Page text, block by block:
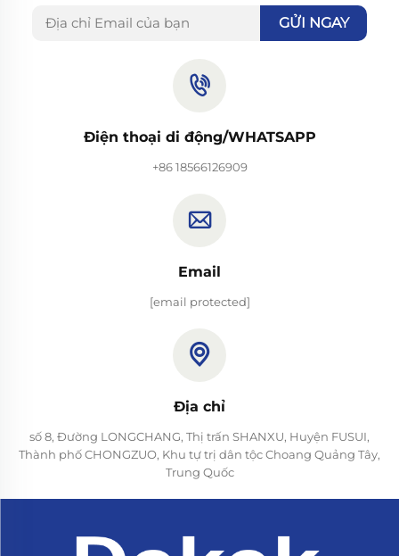
GỬI NGAY
Điện thoại di động/WHATSAPP
+86 18566126909
Email
[email protected]
Địa chỉ
số 8, Đường LONGCHANG, Thị trấn SHANXU, Huyện FUSUI,
Thành phố CHONGZUO, Khu tự trị dân tộc Choang Quảng Tây,
Trung Quốc